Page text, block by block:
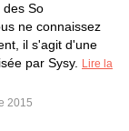
des So
ne connaissez
il s'agit d'une
par Sysy.
Lire la
2015